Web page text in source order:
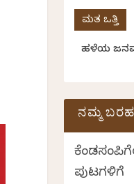
ಹಳೆಯ
ನಮ್ಮ
ಪುಟಗಳಿಗೆ